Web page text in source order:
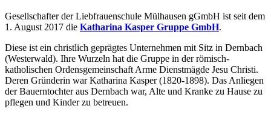
Gesellschafter der Liebfrauenschule Mülhausen gGmbH ist seit dem
1. August 2017 die Katharina Kasper Gruppe GmbH.
Diese ist ein christlich geprägtes Unternehmen mit Sitz in Dernbach
(Westerwald). Ihre Wurzeln hat die Gruppe in der römisch-
katholischen Ordensgemeinschaft Arme Dienstmägde Jesu Christi.
Deren Gründerin war Katharina Kasper (1820-1898). Das Anliegen
der Bauerntochter aus Dernbach war, Alte und Kranke zu Hause zu
pflegen und Kinder zu betreuen.